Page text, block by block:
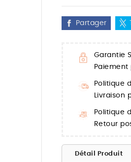
Partager
Garantie
Politique
Livraison
Politique
Retour
Détail Produit